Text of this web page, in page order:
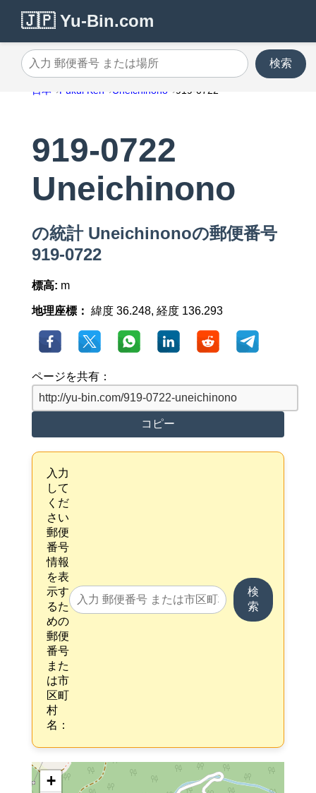
🇯🇵 Yu-Bin.com
入力 郵便番号 または場所
検索
日本 Fukui Ken Uneichinono 919-0722
919-0722
Uneichinono
の統計 Uneichinonoの郵便番号
919-0722
標高: m
地理座標： 緯度 36.248, 経度 136.293
ページを共有：
コピー
入力
して
くだ
さい
郵便
番号
情報
を表
示す
るた
めの
郵便
番号
また
は市
区町
村
名：
検
索
+